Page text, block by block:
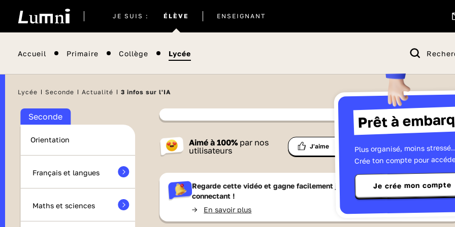
JE SUIS : ÉLÈVE
actuel
ENSEIGNANT
Accueil Primaire Collège Lycée
Prêt à
Plus organisé, moins
Crée ton compte pour
Je crée mon compte
Lycée Seconde Actualité 3 infos sur l'IA
Seconde
Orientation
Français et langues
Maths et sciences
Contenu proposé par
France Télévisions
Aimé à100% par nos
utilisateurs
J'aime
liste
Partager
Regarde cette vidéo et gagne facilement jusqu'à 15 Lumnizen te
connectant !
-> En savoir plus